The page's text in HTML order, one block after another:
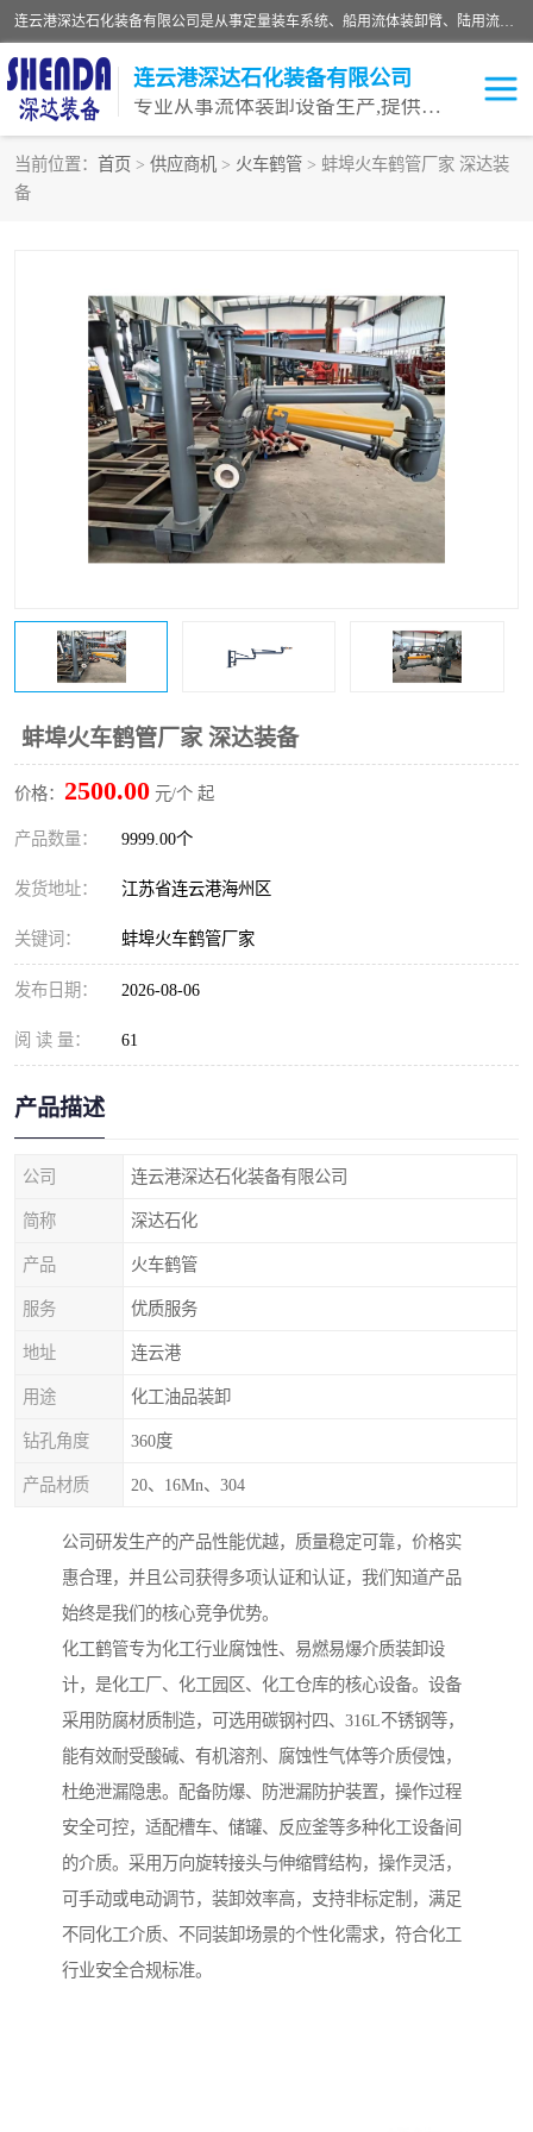
连云港深达石化装备有限公司是从事定量装车系统、船用流体装卸臂、陆用流体装卸臂（鹤管）、活动梯、钢构平台等全系列流体装卸设备的设计、制造、销售以及服务的专业供应商。公司始终以客户为中心，密切跟踪国内外油气储运及装卸设备先进技术的发展，以先进的技术、优质的产品、一流的服务，满足客户需求。
连云港深达石化装备有限公司
专业从事流体装卸设备生产,提供全面解决方案，生产与定制服务
当前位置： 首页 > 供应商机 > 火车鹤管 > 蚌埠火车鹤管厂家 深达装
备
蚌埠火车鹤管厂家 深达装备
价格： 2500.00 元/个 起
产品数量： 9999.00个
发货地址： 江苏省连云港海州区
关键词： 蚌埠火车鹤管厂家
发布日期： 2026-08-06
阅 读 量： 61
产品描述
公司 连云港深达石化装备有限公司
简称 深达石化
产品 火车鹤管
服务 优质服务
地址 连云港
用途 化工油品装卸
钻孔角度 360度
产品材质 20、16Mn、304
公司研发生产的产品性能优越，质量稳定可靠，价格实
惠合理，并且公司获得多项认证和认证，我们知道产品
始终是我们的核心竞争优势。
化工鹤管专为化工行业腐蚀性、易燃易爆介质装卸设
计，是化工厂、化工园区、化工仓库的核心设备。设备
采用防腐材质制造，可选用碳钢衬四、316L不锈钢等，
能有效耐受酸碱、有机溶剂、腐蚀性气体等介质侵蚀，
杜绝泄漏隐患。配备防爆、防泄漏防护装置，操作过程
安全可控，适配槽车、储罐、反应釜等多种化工设备间
的介质。采用万向旋转接头与伸缩臂结构，操作灵活，
可手动或电动调节，装卸效率高，支持非标定制，满足
不同化工介质、不同装卸场景的个性化需求，符合化工
行业安全合规标准。
液氨装鹤管 潜油泵鹤管
流体装卸臂 输油臂
撬装鹤管 汽车鹤管
火车鹤管